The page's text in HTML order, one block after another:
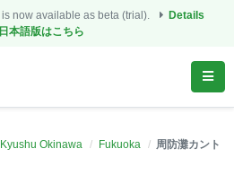
is now available as beta (trial).
Details
日本語版はこちら
Kyushu Okinawa Fukuoka 周防灘カント